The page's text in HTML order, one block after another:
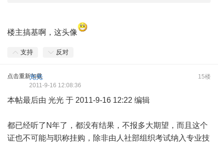
楼主搞基啊，这头像
支持 反对
点击重新加载 15楼
光光
2011-9-16 12:08:36
本帖最后由 光光 于 2011-9-16 12:22 编辑
都已经听了N年了，都没有结果，不报多大期望，而且这个
证也不可能与职称挂购，除非由人社部组织考试纳入专业技